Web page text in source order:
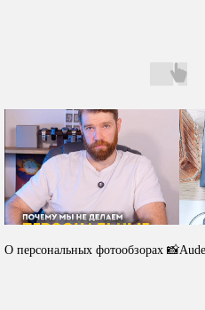
О персональных фотообзорах 📸